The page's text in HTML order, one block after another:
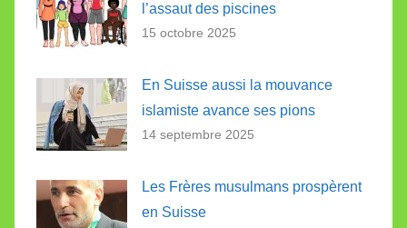
l’assaut des piscines
15 octobre 2025
En Suisse aussi la mouvance
islamiste avance ses pions
14 septembre 2025
Les Frères musulmans prospèrent
en Suisse